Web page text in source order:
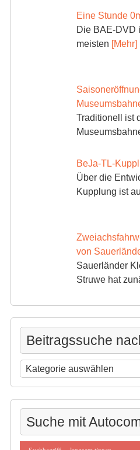
Eine Stunde
Die BAE-DVD
meisten [Mehr]
Traditionell ist
BeJa-TL-
Über die
Kupplung ist
von
Sauerländer
Struwe hat
Beitragssuche
Beitragssuche
nach
Suche mit